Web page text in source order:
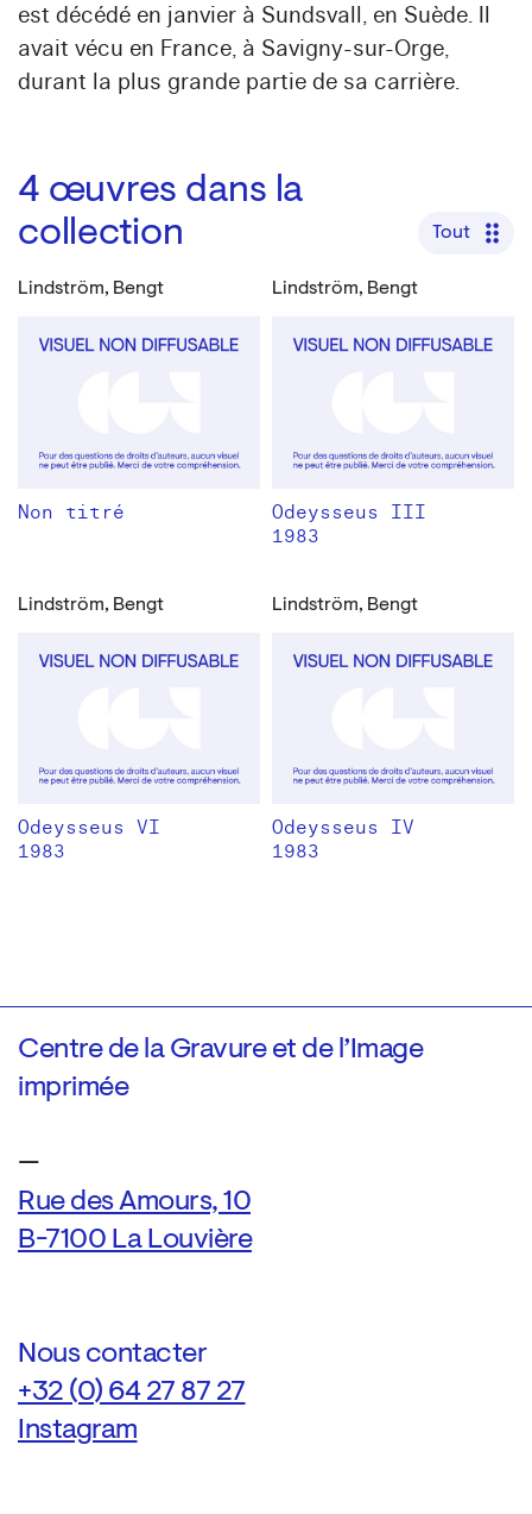
est décédé en janvier à Sundsvall, en Suède. Il
avait vécu en France, à Savigny-sur-Orge,
durant la plus grande partie de sa carrière.
4 œuvres dans la
collection
Tout
Lindström, Bengt
Non titré
Lindström, Bengt
Odeysseus III
1983
Lindström, Bengt
Odeysseus VI
1983
Lindström, Bengt
Odeysseus IV
1983
Centre de la Gravure et de l’Image
imprimée
—
Rue des Amours, 10
B-7100 La Louvière
Nous contacter
+32 (0) 64 27 87 27
Instagram